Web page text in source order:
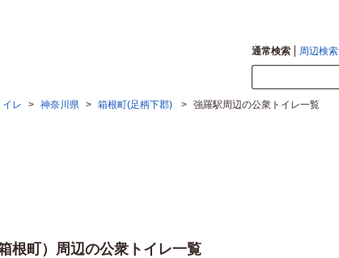
通常検索 周辺検索
イレ > 神奈川県 > 箱根町(足柄下郡) > 強羅駅周辺の公衆トイレ一覧
根町）周辺の公衆トイレ一覧